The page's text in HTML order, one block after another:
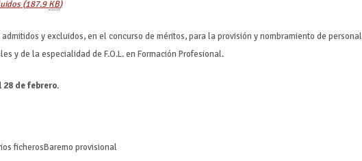
(187.9KB)
y excluidos, en el concurso de méritos, para la provisión y nombramiento de personal
y de la especialidad de F.O.L. en Formación Profesional.
28 de febrero.
Baremo provisional